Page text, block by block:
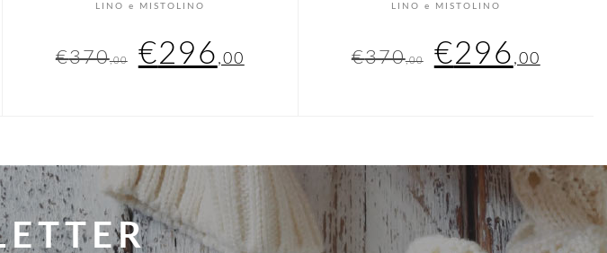
LINO e MISTOLINO
€370,00
Il
era:
€370,00.
€296 ,00
è:
€296,00.
LINO e MISTOLINO
€370,00
Il
era:
€370,00.
€296 ,00
è: